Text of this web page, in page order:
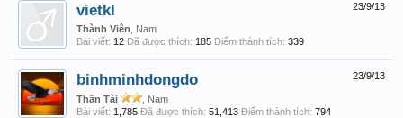
23/9/13
vietkl
Thành Viên , Nam
Bài viết: 12 Đã được thích: 185 Điểm thành tích: 339
23/9/13
binhminhdongdo
Thần Tài
, Nam
Bài viết: 1,785 Đã được thích: 51,413 Điểm thành tích: 794